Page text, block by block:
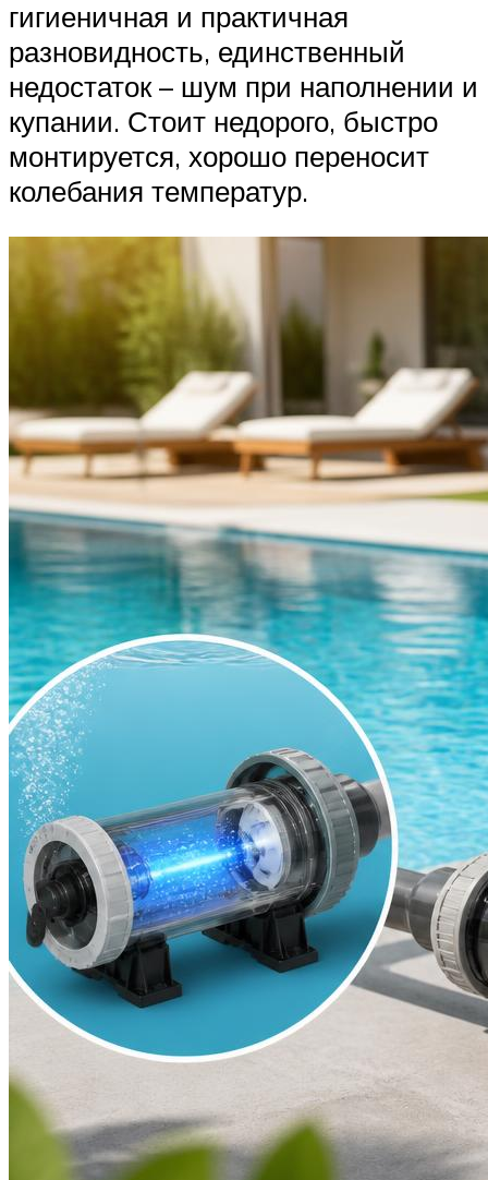
гигиеничная и практичная
разновидность, единственный
недостаток – шум при наполнении и
купании. Стоит недорого, быстро
монтируется, хорошо переносит
колебания температур.